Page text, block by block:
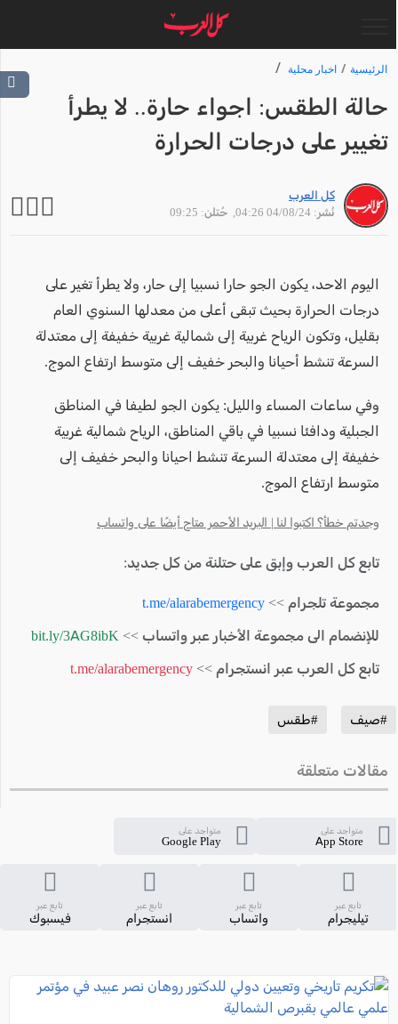
الرئيسية اخبار محلية
حالة الطقس: اجواء حارة.. لا يطرأ
تغيير على درجات الحرارة
كل العرب
نُشر: 04/08/24 04:26
, حُتلن: 09:25
اليوم الاحد، يكون الجو حارا نسبيا إلى حار، ولا يطرأ تغير على
درجات الحرارة بحيث تبقى أعلى من معدلها السنوي العام
بقليل، وتكون الرياح غربية إلى شمالية غربية خفيفة إلى معتدلة
السرعة تنشط أحيانا والبحر خفيف إلى متوسط ارتفاع الموج.
وفي ساعات المساء والليل: يكون الجو لطيفا في المناطق
الجبلية ودافئا نسبيا في باقي المناطق، الرياح شمالية غربية
خفيفة إلى معتدلة السرعة تنشط احيانا والبحر خفيف إلى
متوسط ارتفاع الموج.
وجدتم خطأ؟ اكتبوا لنا | البريد الأحمر متاح أيضًا على واتساب
تابع كل العرب وإبق على حتلنة من كل جديد:
مجموعة تلجرام >> t.me/alarabemergency
للإنضمام الى مجموعة الأخبار عبر واتساب >> bit.ly/3AG8ibK
تابع كل العرب عبر انستجرام >> t.me/alarabemergency
#صيف #طقس
مقالات متعلقة
متواجد على
App Store
متواجد على
Google Play
تابع عبر
تيليجرام
تابع عبر
واتساب
تابع عبر
انستجرام
تابع عبر
فيسبوك